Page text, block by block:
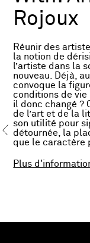
Rojoux
Réunir des
la notion de
l’artiste dans la
nouveau. Déjà,
convoque la
conditions de vie
il donc changé ?
de l’art et de la
son utilité pour
détournée, la
que le caractère
Plus